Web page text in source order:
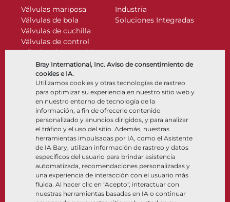
Bray International, Inc. Aviso de consentimiento de
cookies e IA.
Utilizamos cookies y otras tecnologías de rastreo
para optimizar su experiencia en nuestro sitio web y
en nuestro entorno de tecnología de la
información, a fin de ofrecerle contenido
personalizado y anuncios dirigidos, y para analizar
el tráfico y el uso del sitio. Además, nuestras
herramientas impulsadas por IA, como el Asistente
de IA Bary, utilizan información de rastreo y datos
específicos del usuario para brindar asistencia
automatizada, recomendaciones personalizadas y
una experiencia de interacción con el usuario más
fluida. Al hacer clic en "Acepto", interactuar con
nuestras herramientas basadas en IA o continuar
Válvulas mariposa
Válvulas de bola
Válvulas de cuchilla
Válvulas de control
Válvulas de retención
Actuadores
Accesorios de control
Criogénico
Industria
Soluciones Integradas
Compañía
Nosotros
Ubicaciones
Asociación
Sostenibilidad
Portal del cliente
Recursos
Documentos
Centro de información
Software
Selección de materiales